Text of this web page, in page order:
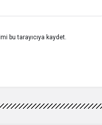
bu tarayıcıya kaydet.